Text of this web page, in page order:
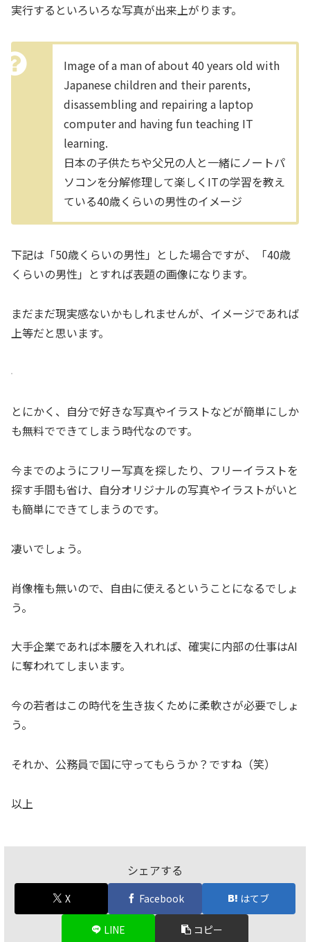
実行するといろいろな写真が出来上がります。
Image of a man of about 40 years old with
Japanese children and their parents,
disassembling and repairing a laptop
computer and having fun teaching IT
learning.
日本の子供たちや父兄の人と一緒にノートパ
ソコンを分解修理して楽しくITの学習を教え
ている40歳くらいの男性のイメージ
下記は「50歳くらいの男性」とした場合ですが、「40歳
くらいの男性」とすれば表題の画像になります。
まだまだ現実感ないかもしれませんが、イメージであれば
上等だと思います。
とにかく、自分で好きな写真やイラストなどが簡単にしか
も無料でできてしまう時代なのです。
今までのようにフリー写真を探したり、フリーイラストを
探す手間も省け、自分オリジナルの写真やイラストがいと
も簡単にできてしまうのです。
凄いでしょう。
肖像権も無いので、自由に使えるということになるでしょ
う。
大手企業であれば本腰を入れれば、確実に内部の仕事はAI
に奪われてしまいます。
今の若者はこの時代を生き抜くために柔軟さが必要でしょ
う。
それか、公務員で国に守ってもらうか？ですね（笑）
以上
シェアする
X Facebook はてブ
LINE コピー